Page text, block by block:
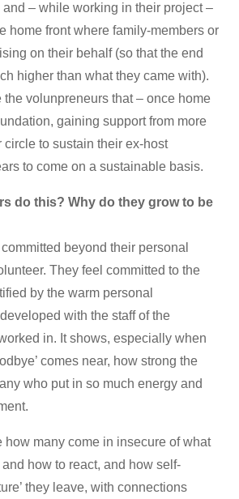
and – while working in their project –
home front where family-members or
on their behalf (so that the end
higher than what they came with).
the volunpreneurs that – once home
gaining support from more
circle to sustain their ex-host
to come on a sustainable basis.
do this? Why do they grow to be
beyond their personal
They feel committed to the
by the warm personal
with the staff of the
in. It shows, especially when
comes near, how strong the
who put in so much energy and
how many come in insecure of what
how to react, and how self-
they leave, with connections